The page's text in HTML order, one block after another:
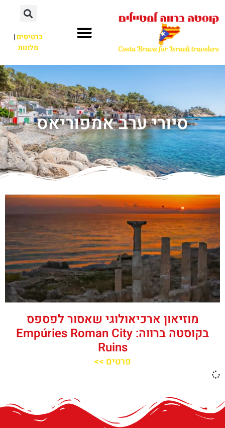
כרטיסים|
מלונות
סיורי ערב אמפוריאס
מוזיאון ארכיאולוגי שאסור לפספס
בקוסטה ברווה: Empúries Roman City
Ruins
פרטים >>